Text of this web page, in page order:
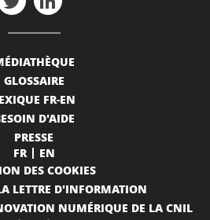
GLOSSAIRE
FR-EN
D'AIDE
PRESSE
FR
EN
DES COOKIES
LETTRE D'INFORMATION
NUMÉRIQUE DE LA CNIL